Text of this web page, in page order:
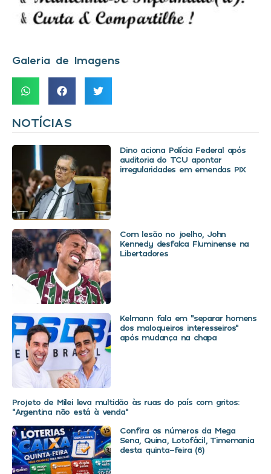
Galeria de Imagens
NOTÍCIAS
Dino aciona Polícia Federal após
auditoria do TCU apontar
irregularidades em emendas PIX
Com lesão no joelho, John
Kennedy desfalca Fluminense na
Libertadores
Kelmann fala em “separar homens
dos maloqueiros interesseiros”
após mudança na chapa
Projeto de Milei leva multidão às ruas do país com gritos:
“Argentina não está à venda”
Confira os números da Mega
Sena, Quina, Lotofácil, Timemania
desta quinta-feira (6)